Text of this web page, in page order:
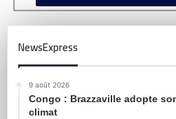
NewsExpress
9 août 2026
Congo : Brazzaville adopte
climat